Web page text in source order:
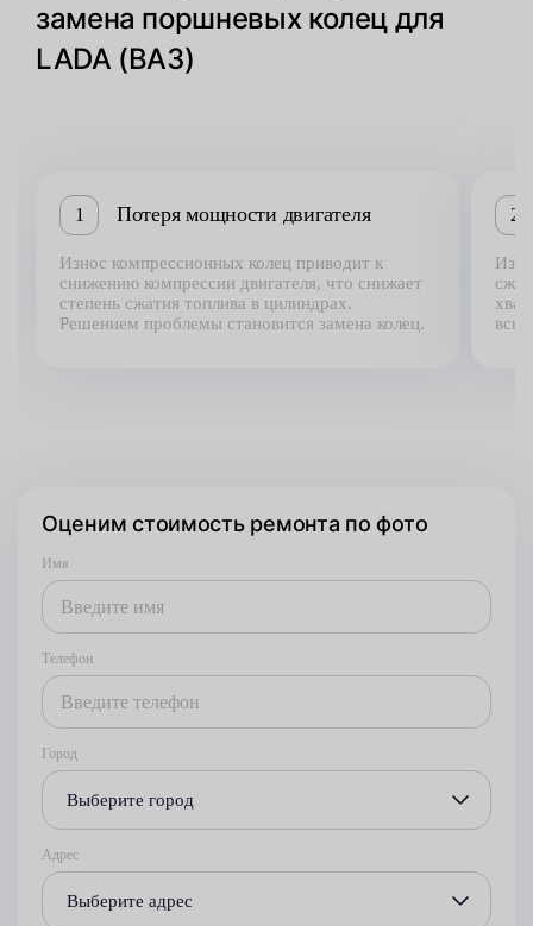
замена поршневых колец для
LADA (ВАЗ)
1 Потеря мощности двигателя
Износ компрессионных колец приводит к
снижению компрессии двигателя, что снижает
степень сжатия топлива в цилиндрах.
Решением проблемы становится замена колец.
2
Оценим стоимость ремонта по фото
Имя
Телефон
Город
Выберите город
Адрес
Выберите адрес